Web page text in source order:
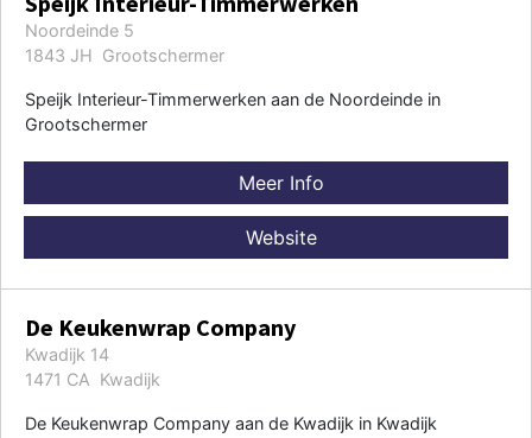
Noordeinde 5
1843 JH Grootschermer
Speijk Interieur-Timmerwerken aan de Noordeinde in
Grootschermer
Meer Info
Website
De Keukenwrap Company
Kwadijk 14
1471 CA Kwadijk
De Keukenwrap Company aan de Kwadijk in Kwadijk